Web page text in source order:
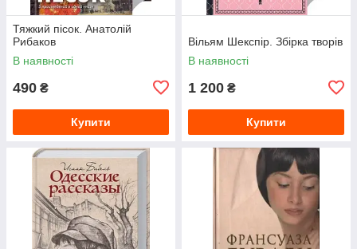
Тяжкий пісок. Анатолій
Рибаков
В наявності
490 ₴
Купити
Вільям Шекспір. Збірка творів
В наявності
1 200 ₴
Купити